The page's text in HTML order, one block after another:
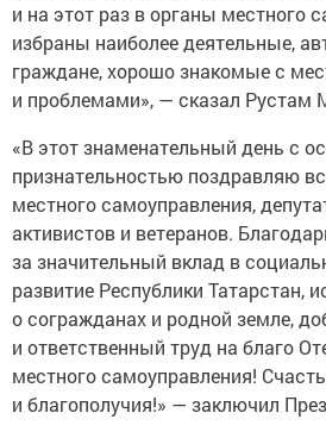
и на этот раз в органы местного
избраны наиболее деятельные,
граждане, хорошо знакомые с
и проблемами», — сказал Рустам
«В этот знаменательный день с
признательностью поздравляю
местного самоуправления,
активистов и ветеранов.
за значительный вклад в
развитие Республики Татарстан,
о согражданах и родной земле,
и ответственный труд на благо
местного самоуправления!
и благополучия!» — заключил